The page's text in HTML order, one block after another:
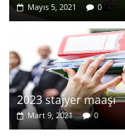
Mayıs 5, 2021 0
2023 stajyer maaşı
Mart 9, 2021 0